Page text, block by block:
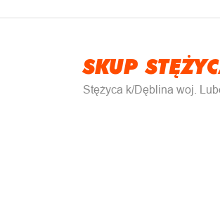
SKUP
Stężyca k/Dęblina woj.